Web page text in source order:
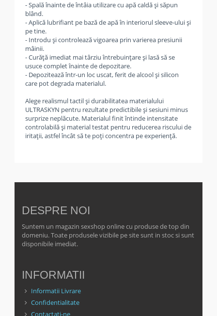
- Spală înainte de întâia utilizare cu apă caldă și săpun
blând.
- Aplică lubrifiant pe bază de apă în interiorul sleeve-ului și
pe tine.
- Introdu și controlează vigoarea prin varierea presiunii
mâinii.
- Curăță imediat mai târziu întrebuințare și lasă să se
usuce complet înainte de depozitare.
- Depozitează într-un loc uscat, ferit de alcool și silicon
care pot degrada materialul.
Alege realismul tactil și durabilitatea materialului
ULTRASKYN pentru rezultate predictibile și sesiuni minus
surprize neplăcute. Materialul finit întinde intensitate
controlabilă și material testat pentru reducerea riscului de
iritații, astfel încât să te poți concentra pe experiență.
DESPRE NOI
Suntem un magazin sexshop online cu produse de top din
domeniu. Toate produsele vizibile pe site sunt in stoc si sunt
disponibile imediat.
INFORMATII
Informatii Livrare
Confidentialitate
Contactati-ne